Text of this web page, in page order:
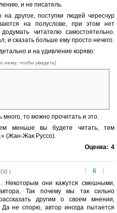
и не писатель.
на другое, поступки людей чересчур
на полуслове, при этом нет
читателю самостоятельно.
и сказать больше ему просто нечего.
и на удивление коряво:
нему, чтобы увидеть)
то можно прочитать и это.
меньше вы будете читать, тем
(Жан-Жак Руссо).
Оценка: 4
[ 6 ]
г.
Некоторым они кажутся смешными,
Так почему мы так сильно
другим о своем мнении,
Да не спорю, автор иногда пытается